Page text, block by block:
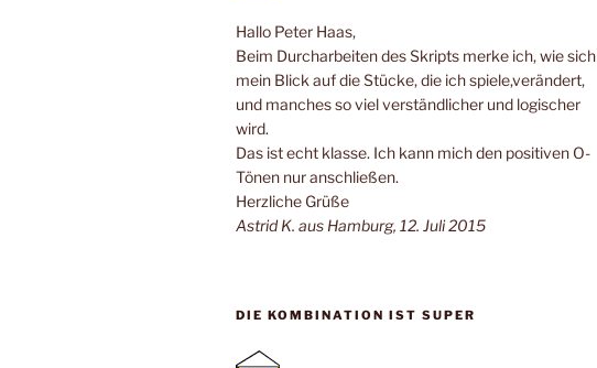
Hallo Peter Haas,
Beim Durcharbeiten des Skripts merke ich, wie sich
mein Blick auf die Stücke, die ich spiele,verändert,
und manches so viel verständlicher und logischer
wird.
Das ist echt klasse. Ich kann mich den positiven O-
Tönen nur anschließen.
Herzliche Grüße
Astrid K. aus Hamburg, 12. Juli 2015
DIE KOMBINATION IST SUPER